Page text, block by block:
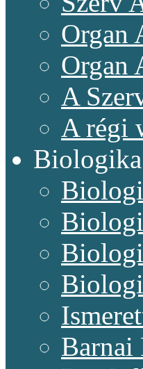
Organ
Organ
A
A régi
Barnai